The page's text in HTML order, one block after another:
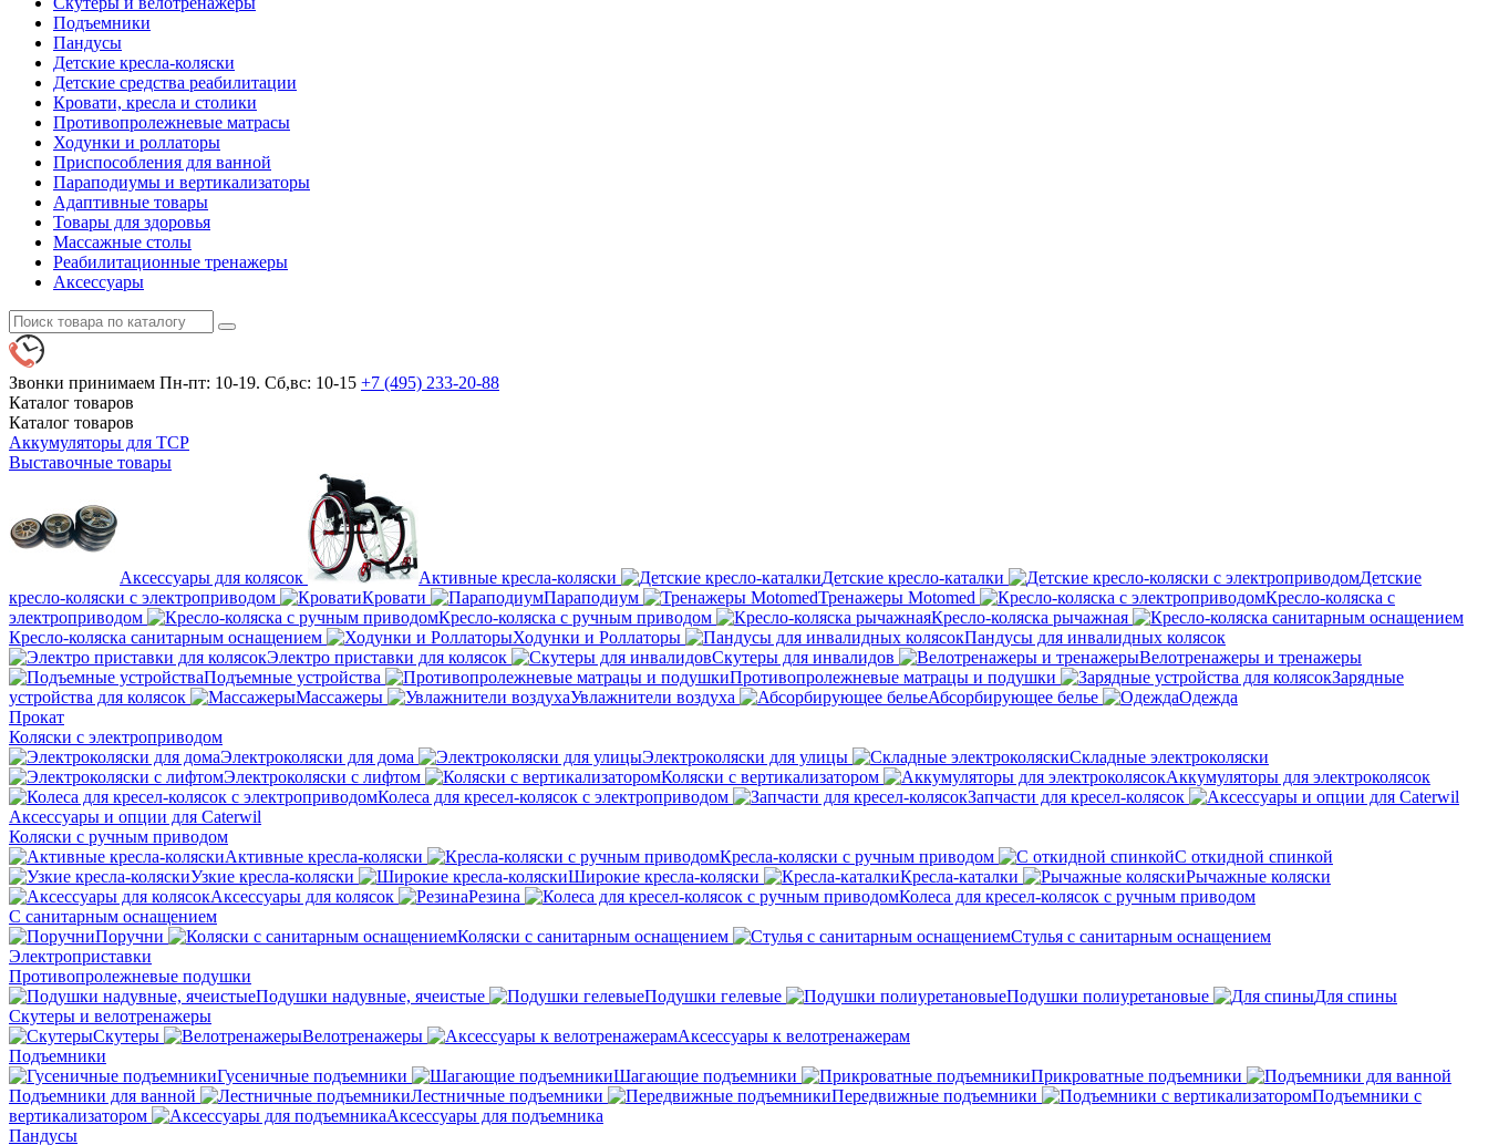
Подъемники
Пандусы
Детские кресла-коляски
Детские средства реабилитации
Кровати, кресла и столики
Противопролежневые матрасы
Ходунки и роллаторы
Приспособления для ванной
Параподиумы и вертикализаторы
Адаптивные товары
Товары для здоровья
Массажные столы
Реабилитационные тренажеры
Аксессуары
Звонки принимаем Пн-пт: 10-19. Сб,вс: 10-15 +7 (495) 233-20-88
Каталог товаров
Каталог товаров
Аккумуляторы для ТСР
Выставочные товары
Аксессуары для колясок Активные кресла-коляски Детские кресло-каталки
Детские
кресло-коляски с электроприводом
Кровати Параподиум Тренажеры Motomed
Кресло-коляска с
электроприводом
Кресло-коляска с ручным приводом
Кресло-коляска рычажная
Кресло-коляска санитарным оснащением
Ходунки и Роллаторы
Пандусы для инвалидных колясок
Электро приставки для колясок
Скутеры для инвалидов
Велотренажеры и тренажеры
Подъемные устройства
Противопролежневые матрацы и подушки
Зарядные
устройства для колясок
Массажеры Увлажнители воздуха Абсорбирующее белье
Одежда
Прокат
Коляски с электроприводом
Электроколяски для дома
Электроколяски для улицы
Складные электроколяски
Электроколяски с лифтом
Коляски с вертикализатором
Аккумуляторы для электроколясок
Колеса для кресел-колясок с электроприводом
Запчасти для кресел-колясок
Аксессуары и опции для Caterwil
Коляски с ручным приводом
Активные кресла-коляски
Кресла-коляски с ручным приводом
С откидной спинкой
Узкие кресла-коляски
Широкие кресла-коляски Кресла-каталки
Рычажные коляски
Аксессуары для колясок
Резина
Колеса для кресел-колясок с ручным приводом
С санитарным оснащением
Поручни
Коляски с санитарным оснащением
Стулья с санитарным оснащением
Электроприставки
Противопролежневые подушки
Подушки надувные, ячеистые
Подушки гелевые Подушки полиуретановые
Для спины
Скутеры и велотренажеры
Скутеры
Велотренажеры
Аксессуары к велотренажерам
Подъемники
Гусеничные подъемники
Шагающие подъемники
Прикроватные подъемники
Подъемники для ванной
Лестничные подъемники Передвижные подъемники
Подъемники с
вертикализатором
Аксессуары для подъемника
Пандусы